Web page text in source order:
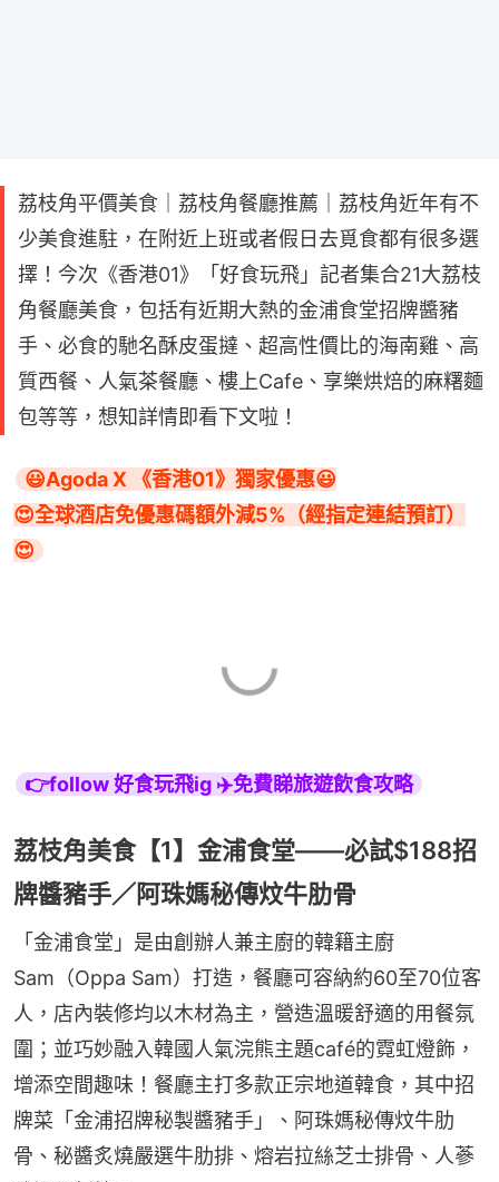
荔枝角平價美食｜荔枝角餐廳推薦｜荔枝角近年有不
少美食進駐，在附近上班或者假日去覓食都有很多選
擇！今次《香港01》「好食玩飛」記者集合21大荔枝
角餐廳美食，包括有近期大熱的金浦食堂招牌醬豬
手、必食的馳名酥皮蛋撻、超高性價比的海南雞、高
質西餐、人氣茶餐廳、樓上Cafe、享樂烘焙的麻糬麵
包等等，想知詳情即看下文啦！
😃Agoda X 《香港01》獨家優惠😃
😍全球酒店免優惠碼額外減5%（經指定連結預訂）
😍
👉follow 好食玩飛ig ✈️免費睇旅遊飲食攻略
荔枝角美食【1】金浦食堂——必試$188招
牌醬豬手／阿珠媽秘傳炆牛肋骨
「金浦食堂」是由創辦人兼主廚的韓籍主廚
Sam（Oppa Sam）打造，餐廳可容納約60至70位客
人，店內裝修均以木材為主，營造溫暖舒適的用餐氛
圍；並巧妙融入韓國人氣浣熊主題café的霓虹燈飾，
增添空間趣味！餐廳主打多款正宗地道韓食，其中招
牌菜「金浦招牌秘製醬豬手」、阿珠媽秘傳炆牛肋
骨、秘醬炙燒嚴選牛肋排、熔岩拉絲芝士排骨、人蔘